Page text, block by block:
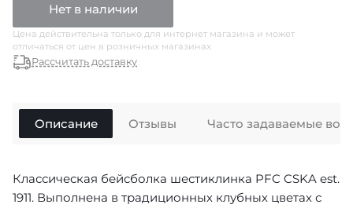
Нет в наличии
Цена действительна только для интернет магазина и может
отличаться от цен в розничных магазинах
Рассчитать доставку
Описание
Классическая бейсболка шестиклинка PFC CSKA est.
1911. Выполнена в традиционных клубных цветах с
Отзывы Часто задаваемые